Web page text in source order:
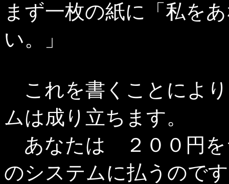
まず一枚の紙に「私を
い。」
これを書くことによ
ムは成り立ちます。
あなたは ２００円を
のシステムに払うので